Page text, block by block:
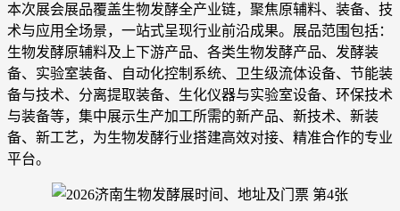
本次展会展品覆盖生物发酵全产业链，聚焦原辅料、装备、技
术与应用全场景，一站式呈现行业前沿成果。展品范围包括：
生物发酵原辅料及上下游产品、各类生物发酵产品、发酵装
备、实验室装备、自动化控制系统、卫生级流体设备、节能装
备与技术、分离提取装备、生化仪器与实验室设备、环保技术
与装备等，集中展示生产加工所需的新产品、新技术、新装
备、新工艺，为生物发酵行业搭建高效对接、精准合作的专业
平台。